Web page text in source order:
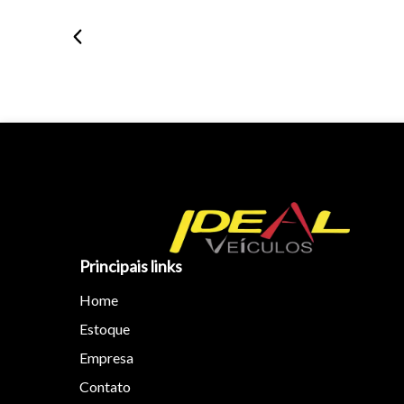
Principais links
Home
Estoque
Empresa
Contato